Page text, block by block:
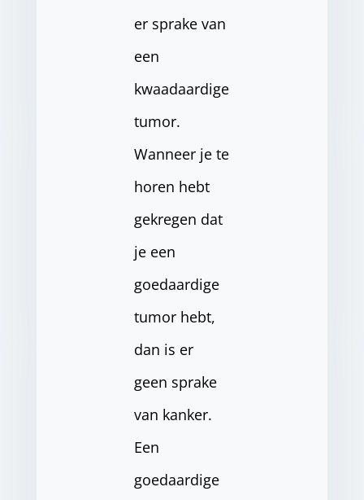
er sprake van
een
kwaadaardige
tumor.
Wanneer je te
horen hebt
gekregen dat
je een
goedaardige
tumor hebt,
dan is er
geen sprake
van kanker.
Een
goedaardige